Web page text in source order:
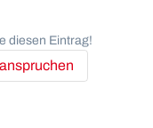
diesen Eintrag!